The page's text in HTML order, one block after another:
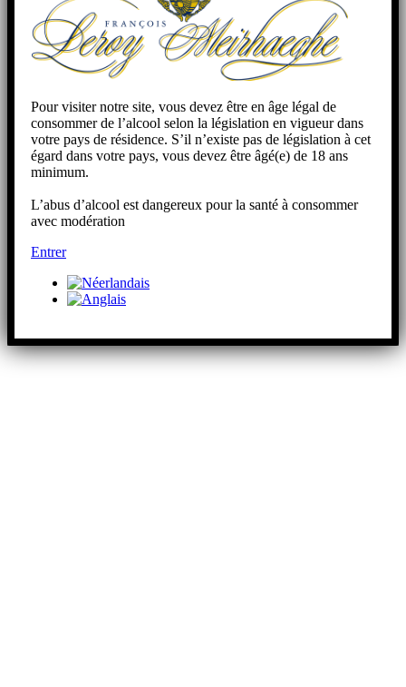
Pour visiter notre site, vous devez être en âge légal de
consommer de l’alcool selon la législation en vigueur dans
votre pays de résidence. S’il n’existe pas de législation à cet
égard dans votre pays, vous devez être âgé(e) de 18 ans
minimum.
L’abus d’alcool est dangereux pour la santé à consommer
avec modération
Entrer